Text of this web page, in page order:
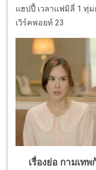
แฮปปี้ เวลาแฟมิลี่ 1 ทุ่
เวิร์คพอยท์ 23
เรื่องย่อ กามเท